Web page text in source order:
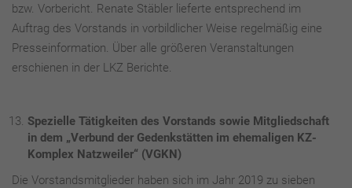
bzw. Vorbericht. Renate Stäbler lieferte entsprechend im
Auftrag des Vorstands in vorbildlicher Weise regelmäßig eine
Presseinformation. Über alle größeren Veranstaltungen
erschienen in der LKZ Berichte.
Spezielle Tätigkeiten des Vorstands sowie Mitgliedschaft
in dem „Verbund der Gedenkstätten im ehemaligen KZ-
Komplex Natzweiler“ (VGKN)
Die Vorstandsmitglieder haben sich im Jahr 2019 zu sieben